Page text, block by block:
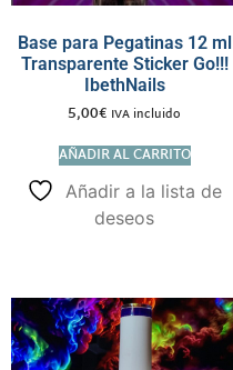
Base para Pegatinas 12 ml
Transparente Sticker Go!!!
IbethNails
5,00€ IVA incluido
AÑADIR AL CARRITO
Añadir a la lista de
deseos